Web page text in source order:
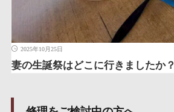
2025年10月25日
妻の生誕祭はどこに行きましたか？